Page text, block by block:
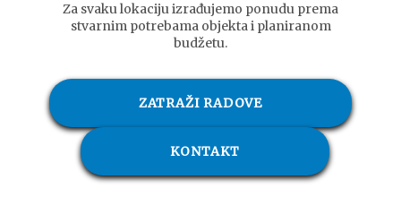
Za svaku lokaciju izrađujemo ponudu prema
stvarnim potrebama objekta i planiranom
budžetu.
ZATRAŽI RADOVE
KONTAKT